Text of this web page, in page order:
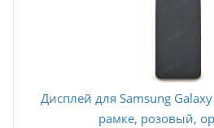
Дисплей для Samsung
рамке, розовый,